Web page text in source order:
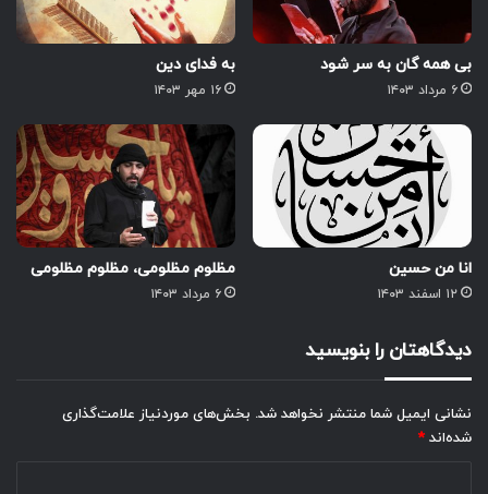
بی همه گان به سر شود
۶ مرداد ۱۴۰۳
به فدای دین
۱۶ مهر ۱۴۰۳
انا من حسین
۱۲ اسفند ۱۴۰۳
مظلوم مظلومی، مظلوم مظلومی
۶ مرداد ۱۴۰۳
دیدگاهتان را بنویسید
نشانی ایمیل شما منتشر نخواهد شد. بخش‌های موردنیاز علامت‌گذاری
شده‌اند *